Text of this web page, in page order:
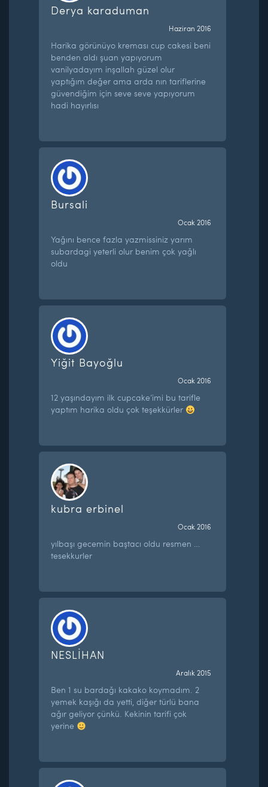
Derya karaduman
Haziran 2016
Harika görünüyo kreması cup cakesi beni
benden aldı şuan yapıyorum
vanilyadayım inşallah güzel olur
yaptığım değer ama arda nın tariflerine
güvendiğim için seve seve yapıyorum
hadi hayırlısı
Bursali
Ocak 2016
Yağını bence fazla yazmissiniz yarım
subardagi yeterli olur benim çok yağlı
oldu
Yiğit Bayoğlu
Ocak 2016
12 yaşındayım ilk cupcake’imi bu tarifle
yaptım harika oldu çok teşekkürler
kubra erbinel
Ocak 2016
yılbaşı gecemin baştacı oldu resmen …
tesekkurler
NESLİHAN
Aralık 2015
Ben 1 su bardağı kakako koymadım. 2
yemek kaşığı da yetti, diğer türlü bana
ağır geliyor çünkü. Kekinin tarifi çok
yerine